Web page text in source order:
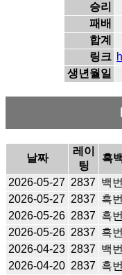
승리
패배
합계
링크
생년월일
날짜
레이
팅
흑백
2026-05-27 2837 백번
2026-05-27 2837 흑번
2026-05-26 2837 흑번
2026-05-26 2837 흑번
2026-04-23 2837 백번
2026-04-20 2837 흑번